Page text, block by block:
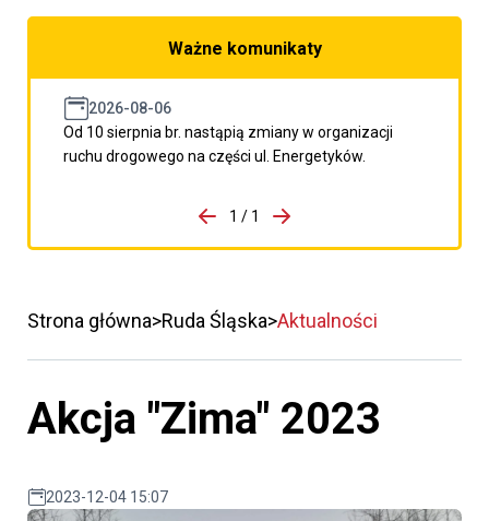
Ważne komunikaty
2026-08-06
Od 10 sierpnia br. nastąpią zmiany w organizacji
ruchu drogowego na części ul. Energetyków.
porzpedniego komunikatu
1 / 1
Przejdź do następnego
Strona główna Ruda Śląska Aktualności
Akcja "Zima" 2023
2023-12-04 15:07